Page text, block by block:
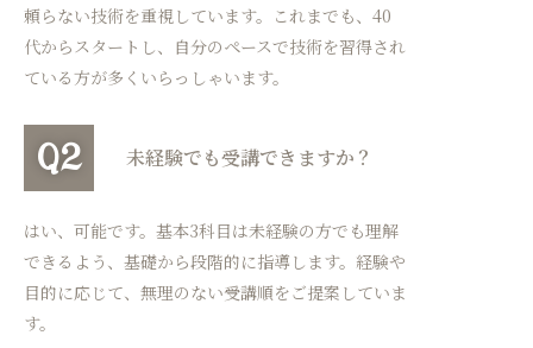
頼らない技術を重視しています。これまでも、40
代からスタートし、自分のペースで技術を習得され
ている方が多くいらっしゃいます。
Q2 未経験でも受講できますか？
はい、可能です。基本3科目は未経験の方でも理解
できるよう、基礎から段階的に指導します。経験や
目的に応じて、無理のない受講順をご提案していま
す。